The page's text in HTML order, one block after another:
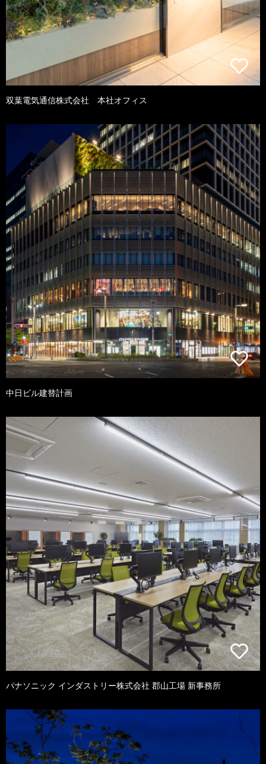
双葉電気通信株式会社 本社オフィス
中日ビル建替計画
パナソニック インダストリー株式会社 郡山工場 新事務所